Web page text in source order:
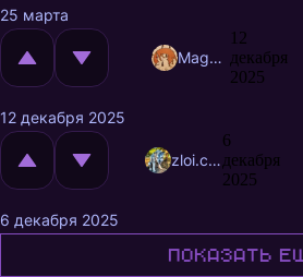
25 марта
MagnificentMrFox
12
декабря
2025
12 декабря 2025
zloi.crocodil
6
декабря
2025
6 декабря 2025
Показать